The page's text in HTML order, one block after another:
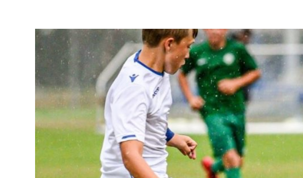
Amp
Futbol
Akademia
Aktualności
Warta